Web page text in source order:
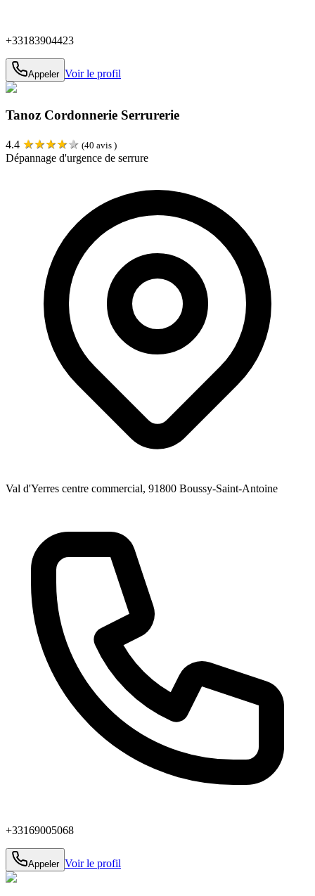
+33183904423
Appeler Voir le profil
Tanoz Cordonnerie Serrurerie
4.4 ★★★★★ (40 avis )
Dépannage d'urgence de serrure
Val d'Yerres centre commercial, 91800 Boussy-Saint-Antoine
+33169005068
Appeler Voir le profil